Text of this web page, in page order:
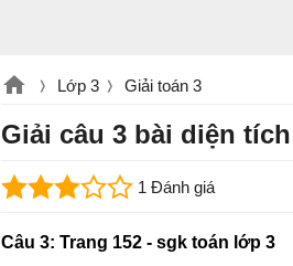
Lớp 3 Giải toán 3
Giải câu 3 bài diện
1 Đánh giá
Câu 3: Trang 152 - sgk toán lớp 3